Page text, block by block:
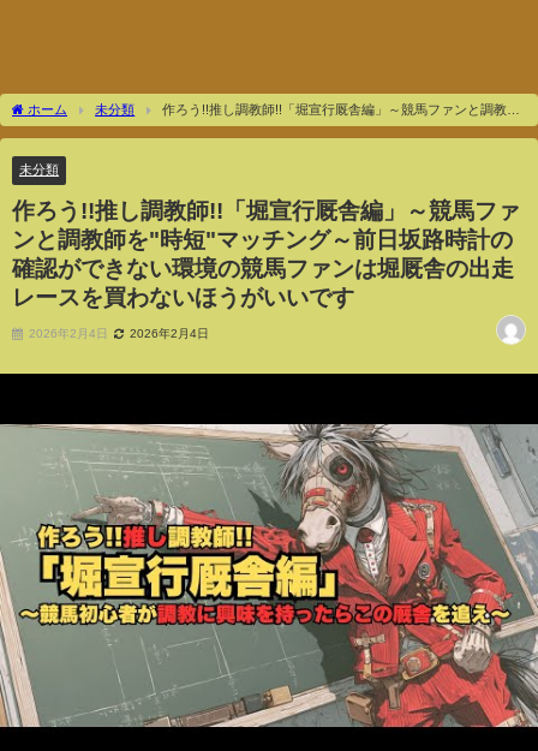
ホーム 未分類
作ろう!!推し調教師!!「堀宣行厩舎編」～競馬ファンと調教師
を"時短"マッチング～前日坂路時計の確認ができない環境の競馬ファンは堀厩舎の出走
未分類
作ろう!!推し調教師!!「堀宣行厩舎編」～競馬ファ
ンと調教師を"時短"マッチング～前日坂路時計の
確認ができない環境の競馬ファンは堀厩舎の出走
レースを買わないほうがいいです
2026年2月4日 2026年2月4日